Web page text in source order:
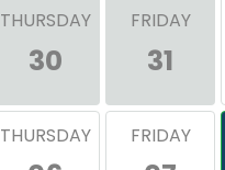
THURSDAY
30
FRIDAY
31
THURSDAY FRIDAY